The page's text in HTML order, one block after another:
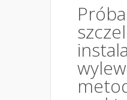
Próba